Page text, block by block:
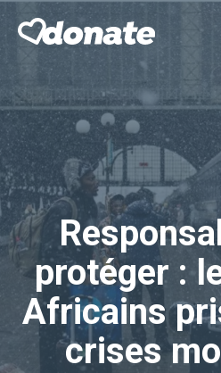
Aller
au
protéger :
Africains
crises